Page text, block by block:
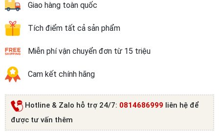
Giao hàng toàn quốc
Tích điểm tất cả sản phẩm
Miễn phí vận chuyển đơn từ 15 triệu
Cam kết chính hãng
Hotline & Zalo hỗ trợ 24/7: 0814686999 liên hệ để
được tư vấn thêm